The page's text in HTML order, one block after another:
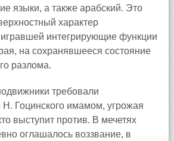
языки, а также арабский. Это
характер
интегрирующие функции
на сохранявшееся состояние
разлома.
требовали
Гоцинского имамом, угрожая
выступит против. В мечетях
оглашалось воззвание, в